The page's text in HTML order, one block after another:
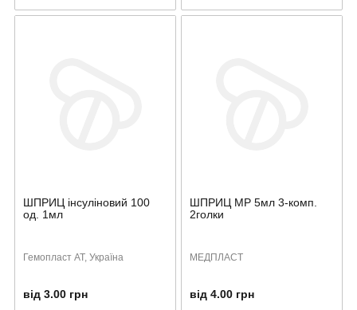
ШПРИЦ інсуліновий 100
од. 1мл
Гемопласт АТ, Україна
від 3.00 грн
ШПРИЦ MP 5мл 3-комп.
2голки
МЕДПЛАСТ
від 4.00 грн